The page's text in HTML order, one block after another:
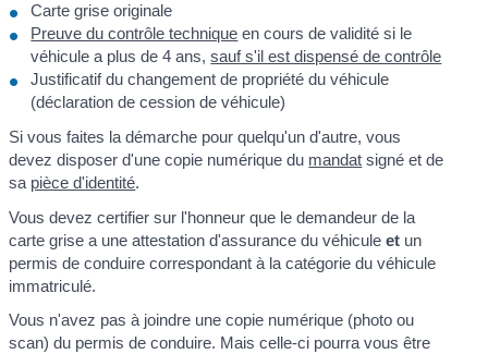
Carte grise originale
Preuve du contrôle technique en cours de validité si le
véhicule a plus de 4 ans,sauf s'il est dispensé de contrôle
Justificatif du changement de propriété du véhicule
(déclaration de cession de véhicule)
Si vous faites la démarche pour quelqu'un d'autre, vous
devez disposer d'une copie numérique du mandat signé et de
sa pièce d'identité.
Vous devez certifier sur l'honneur que le demandeur de la
carte grise a une attestation d'assurance du véhiculeet un
permis de conduire correspondant à la catégorie du véhicule
immatriculé.
Vous n'avez pas à joindre une copie numérique (photo ou
scan) du permis de conduire. Mais celle-ci pourra vous être